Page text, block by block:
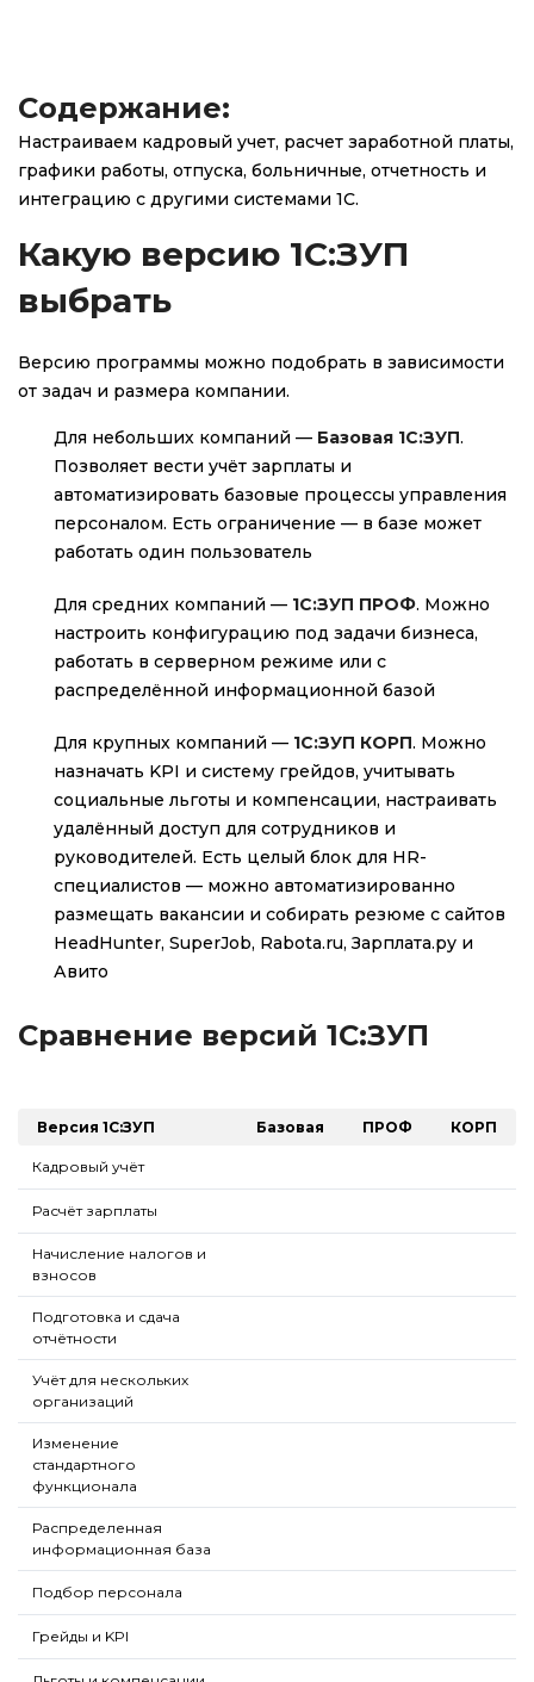
Содержание:
Настраиваем кадровый учет, расчет заработной платы,
графики работы, отпуска, больничные, отчетность и
интеграцию с другими системами 1С.
Какую версию 1С:ЗУП
выбрать
Версию программы можно подобрать в зависимости
от задач и размера компании.
Для небольших компаний — Базовая 1С:ЗУП.
Позволяет вести учёт зарплаты и
автоматизировать базовые процессы управления
персоналом. Есть ограничение — в базе может
работать один пользователь
Для средних компаний — 1С:ЗУП ПРОФ. Можно
настроить конфигурацию под задачи бизнеса,
работать в серверном режиме или с
распределённой информационной базой
Для крупных компаний — 1С:ЗУП КОРП. Можно
назначать KPI и систему грейдов, учитывать
социальные льготы и компенсации, настраивать
удалённый доступ для сотрудников и
руководителей. Есть целый блок для HR-
специалистов — можно автоматизированно
размещать вакансии и собирать резюме с сайтов
HeadHunter, SuperJob, Rabota.ru, Зарплата.ру и
Авито
Сравнение версий 1С:ЗУП
Версия 1С:ЗУП Базовая ПРОФ КОРП
Кадровый учёт
Расчёт зарплаты
Начисление налогов и
взносов
Подготовка и сдача
отчётности
Учёт для нескольких
организаций
Изменение
стандартного
функционала
Распределенная
информационная база
Подбор персонала
Грейды и KPI